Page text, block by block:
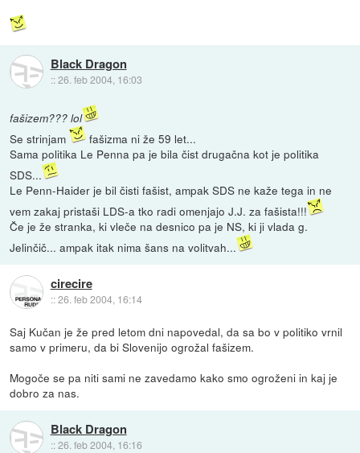
Black Dragon
::26. feb 2004, 16:03
fašizem??? lol
Se strinjam
fašizma ni že 59 let...
Sama politika Le Penna pa je bila čist drugačna kot je politika
SDS...
Le Penn-Haider je bil čisti fašist, ampak SDS ne kaže tega in ne
vem zakaj pristaši LDS-a tko radi omenjajo J.J. za fašista!!!
Če je že stranka, ki vleče na desnico pa je NS, ki ji vlada g.
Jelinčič... ampak itak nima šans na volitvah...
cirecire
::26. feb 2004, 16:14
Saj Kučan je že pred letom dni napovedal, da sa bo v politiko vrnil
samo v primeru, da bi Slovenijo ogrožal fašizem.
Mogoče se pa niti sami ne zavedamo kako smo ogroženi in kaj je
dobro za nas.
Black Dragon
::26. feb 2004, 16:16